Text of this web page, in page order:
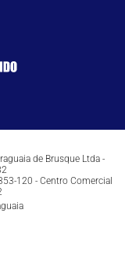
de Brusque Ltda -
120 - Centro Comercial